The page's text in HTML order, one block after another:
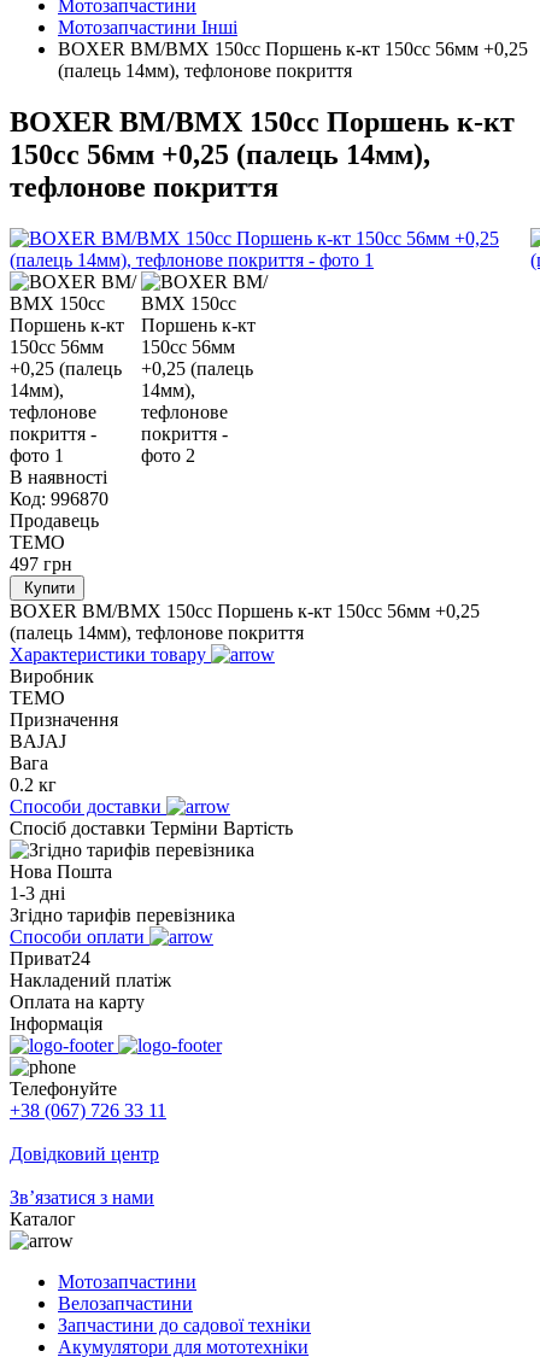
Мотозапчастини
Мотозапчастини Інші
BOXER BM/ВМX 150cc Поршень к-кт 150cc 56мм +0,25
(палець 14мм), тефлонове покриття
BOXER BM/ВМX 150cc Поршень к-кт
150cc 56мм +0,25 (палець 14мм),
тефлонове покриття
В наявності
Код: 996870
Продавець
TEMO
497 грн
Купити
BOXER BM/ВМX 150cc Поршень к-кт 150cc 56мм +0,25
(палець 14мм), тефлонове покриття
Характеристики товару
Виробник
TEMO
Призначення
BAJAJ
Вага
0.2 кг
Способи доставки
Спосіб доставки Терміни Вартість
Нова Пошта
1-3 дні
Згідно тарифів перевізника
Способи оплати
Приват24
Накладений платіж
Оплата на карту
Інформація
Телефонуйте
+38 (067) 726 33 11
Довідковий центр
Зв’язатися з нами
Каталог
Мотозапчастини
Велозапчастини
Запчастини до садової техніки
Акумулятори для мототехніки